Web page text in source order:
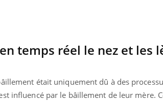
temps réel le nez et les
était uniquement dû à des
influencé par le bâillement de leur mère.